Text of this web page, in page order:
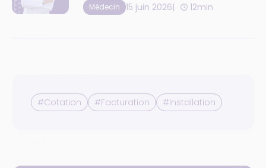
Médecin 15 juin 2026 12min
#Cotation #Facturation #Installation